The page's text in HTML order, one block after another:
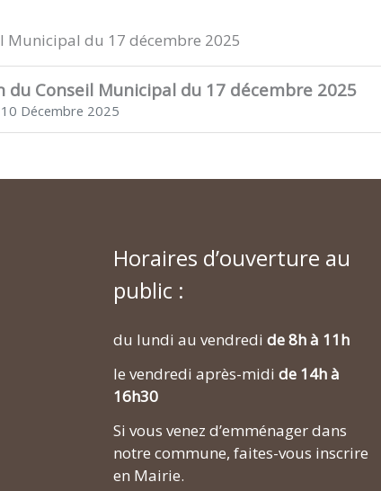
Municipal du 17 décembre 2025
du Conseil Municipal du 17 décembre 2025
Décembre 2025
Horaires d’ouverture au
public :
du lundi au vendredi de 8h à 11h
le vendredi après-midi de 14h à
16h30
Si vous venez d’emménager dans
notre commune, faites-vous inscrire
en Mairie.